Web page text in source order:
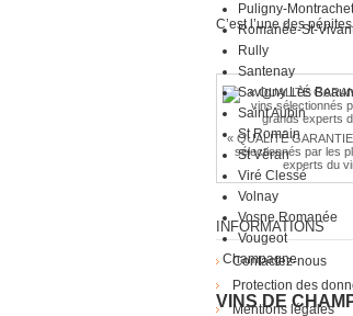
Puligny-Montrachet
Romanée-St-
Rully
Santenay
Savigny Lès
Saint Aubin
St Romain
St Véran
Viré Clessé
Volnay
Vosne Romanée
Vougeot
Champagne
VINS DE
C’est l’une des
« QUALITÉ
sélectionnés par les
experts du
INFORMATIONS
Contactez-nous
Protection des
Mentions légales